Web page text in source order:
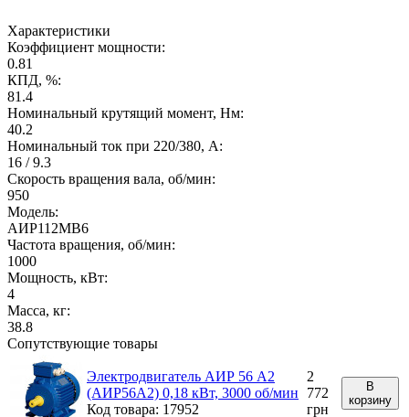
Характеристики
Коэффициент мощности:
0.81
КПД, %:
81.4
Номинальный крутящий момент, Нм:
40.2
Номинальный ток при 220/380, А:
16 / 9.3
Скорость вращения вала, об/мин:
950
Модель:
АИР112МВ6
Частота вращения, об/мин:
1000
Мощность, кВт:
4
Масса, кг:
38.8
Сопутствующие товары
Электродвигатель АИР 56 А2
(АИР56А2) 0,18 кВт, 3000 об/мин
Код товара: 17952
2
772
грн
В
корзину